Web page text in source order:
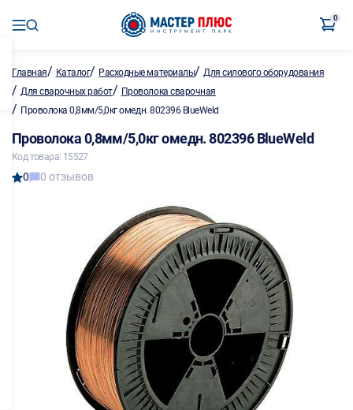
0
Главная/ Каталог/ Расходные материалы/Для силового оборудования
/ Для сварочных работ/ Проволока сварочная
/ Проволока 0,8мм/5,0кг омедн. 802396 BlueWeld
Проволока 0,8мм/5,0кг омедн. 802396 BlueWeld
Код товара: 15527
0 0 отзывов